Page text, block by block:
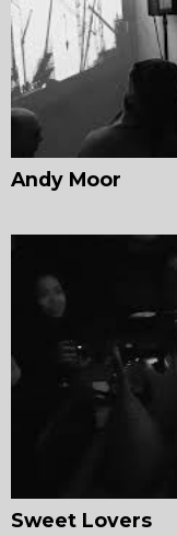
Andy Moor
Sweet Lovers